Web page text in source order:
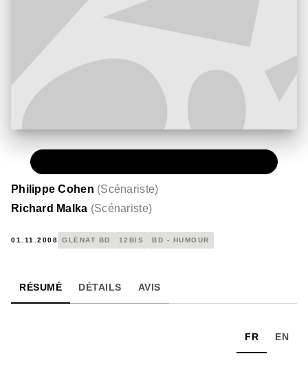
Philippe Cohen (Scénariste)
Richard Malka (Scénariste)
01.11.2008 GLÉNAT BD 12BIS BD - HUMOUR
RÉSUMÉ DÉTAILS AVIS
FR EN